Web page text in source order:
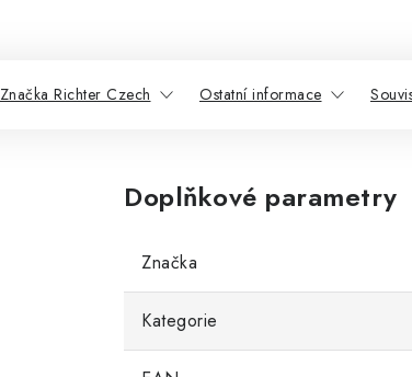
Značka Richter Czech Ostatní informace
Doplňkové parametry
Značka
Kategorie